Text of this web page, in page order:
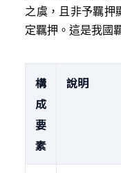
之虞，且非予羈押
定羈押。這是我國
構
成
要
素
說明